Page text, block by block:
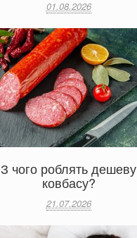
01.08.2026
З чого роблять дешеву
ковбасу?
21.07.2026